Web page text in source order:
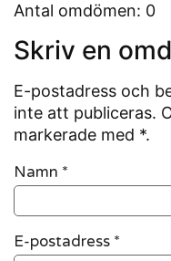
Antal omdömen: 0
Skriv en
E-postadress och
inte att publiceras.
markerade med *.
Namn *
E-postadress *